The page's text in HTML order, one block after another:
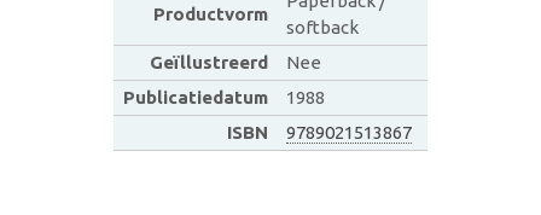
Productvorm
softback
Geïllustreerd
Nee
Publicatiedatum
1988
ISBN
9789021513867